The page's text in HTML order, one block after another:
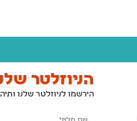
הניוזלטר
הירשמו לניוזלטר שלנו